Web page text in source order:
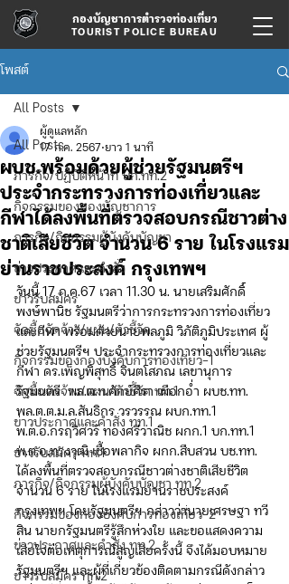
กองบัญชาการตำรวจท่องเที่ยว
TOURIST POLICE BUREAU
โพสต์
All Posts
ภารกิจ/ปฏิบัติหน้าที่ บก.ทท.2
กิจกรรมของกองบัญชาการ
ภารกิจ/กิจกรรมผู้บังคับบัญชา
ข่าวประกาศและคำสั่ง
ข่าวรับสมัคร
จัดซื้อจัดจ้าง/แผน/ตัวชี้วัด
กิจกรรมของกองบังคับการท่องเที่ยว-1
จัดซื้อจัดจ้าง/แผน/ตัวชี้วัด ทท.1
ข่าวประกาศและคำสั่ง ทท.1
ข่าวรับสมัคร ทท.1
ภารกิจ/กิจกรรมผู้บังคับบัญชา ทท.2
กิจกรรมของกองบังคับการท่องเที่ยว-2
ข่าวประกาศและคำสั่ง ทท.2
ข่าวรับสมัคร ทท.2
All Posts
ผบช.พร้อมด้วยผู้ช่วยรัฐมนตรีฯ
ประจำกระทรวงการท่องเที่ยวและ
กีฬาได้ลงพื้นที่ตรวจสอบกรณีชาวต่าง
ชาติเสียชีวิต จำนวน 6 ราย ในโรงแรม
ย่านราชประสงค์ กรุงเทพฯ
ผู้ดูแลหลัก
17 ก.ค. 2567 ยาว 1 นาที
วันนี้ 17 ก.ค.67 เวลา 11.30 น. นายเสริมศักดิ์
พงษ์พานิช รัฐมนตรีว่าการกระทรวงการท่องเที่ยว
และกีฬา พร้อมด้วยนายพลภูมิ วิภัติภูมิประเทศ ผู้
ช่วยรัฐมนตรีฯ ประจำกระทรวงการท่องเที่ยวและ
กีฬา ดร.เพ็ญพิสุทธิ์ จินตโสภณ เลขานุการ
รัฐมนตรี  พล.ต.ท.ศักย์ศิรา เผือกอ่ำ ผบช.ทท.
พล.ต.ต.ม.ล.สันธิกร วรวรรณ ผบก.ทท.1
พ.ต.อ.กรฤวิศวร์ ทองศรีวาณิช ผกก.1 บก.ทท.1
พ.ต.อ.ทรงวุฒิ เชื้อพลากิจ ผกก.สืบสวน บช.ทท.
ได้ลงพื้นที่ตรวจสอบกรณีชาวต่างชาติเสียชีวิต
จำนวน 6 ราย ในโรงแรมย่านราชประสงค์
กรุงเทพฯ โดยรัฐมนตรีฯ กล่าวว่านายเศรษฐา ทวี
สิน นายกรัฐมนตรีรู้สึกห่วงใย และขอแสดงความ
เสียใจต่อเหตุการณ์สูญเสียครั้งนี้ จึงได้มอบหมาย
รัฐมนตรีฯ และผู้ที่เกี่ยวข้องติดตามกรณีดังกล่าว